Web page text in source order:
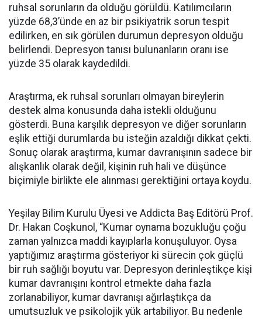
ruhsal sorunların da olduğu görüldü. Katılımcıların
yüzde 68,3’ünde en az bir psikiyatrik sorun tespit
edilirken, en sık görülen durumun depresyon olduğu
belirlendi. Depresyon tanısı bulunanların oranı ise
yüzde 35 olarak kaydedildi.
Araştırma, ek ruhsal sorunları olmayan bireylerin
destek alma konusunda daha istekli olduğunu
gösterdi. Buna karşılık depresyon ve diğer sorunların
eşlik ettiği durumlarda bu isteğin azaldığı dikkat çekti.
Sonuç olarak araştırma, kumar davranışının sadece bir
alışkanlık olarak değil, kişinin ruh hali ve düşünce
biçimiyle birlikte ele alınması gerektiğini ortaya koydu.
Yeşilay Bilim Kurulu Üyesi ve Addicta Baş Editörü Prof.
Dr. Hakan Coşkunol, “Kumar oynama bozukluğu çoğu
zaman yalnızca maddi kayıplarla konuşuluyor. Oysa
yaptığımız araştırma gösteriyor ki sürecin çok güçlü
bir ruh sağlığı boyutu var. Depresyon derinleştikçe kişi
kumar davranışını kontrol etmekte daha fazla
zorlanabiliyor, kumar davranışı ağırlaştıkça da
umutsuzluk ve psikolojik yük artabiliyor. Bu nedenle